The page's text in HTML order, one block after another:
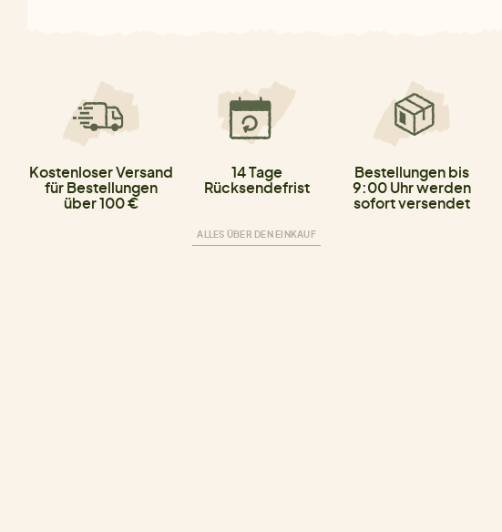
Kostenloser Versand
für Bestellungen
über 100 €
14 Tage
Rücksendefrist
ALLES ÜBER DEN EINKAUF
Bestellungen bis
9:00 Uhr werden
sofort versendet